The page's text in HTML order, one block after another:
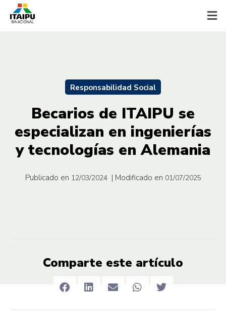
Responsabilidad Social
Becarios de ITAIPU se
especializan en ingenierías
y tecnologías en Alemania
Publicado en 12/03/2024 | Modificado en 01/07/2025
Comparte este artículo